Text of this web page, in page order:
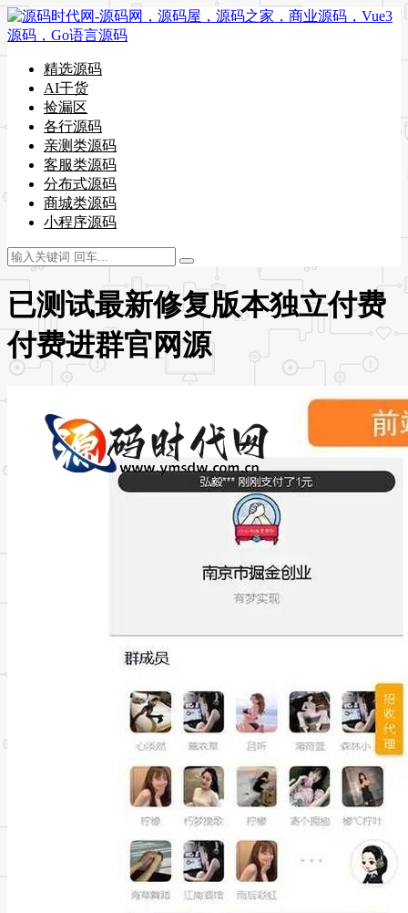
精选源码
AI干货
捡漏区
各行源码
亲测类源码
客服类源码
分布式源码
商城类源码
小程序源码
已测试最新修复版本独立付费
付费进群官网源